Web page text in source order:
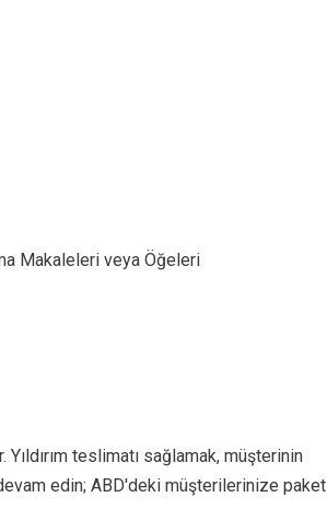
Makaleleri veya Öğeleri
teslimatı sağlamak, müşterinin
edin; ABD'deki müşterilerinize paket